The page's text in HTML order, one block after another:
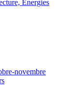
Energies
novembre